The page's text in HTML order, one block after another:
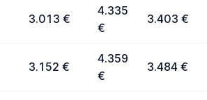
3.013 €
4.335
€
3.403 €
3.152 €
4.359
€
3.484 €